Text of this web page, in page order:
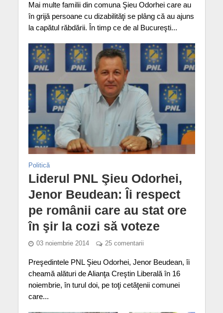
Mai multe familii din comuna Şieu Odorhei care au
în grijă persoane cu dizabilităţi se plâng că au ajuns
la capătul răbdării. În timp ce de al Bucureşti...
Politică
Liderul PNL Şieu Odorhei,
Jenor Beudean: Îi respect
pe românii care au stat ore
în şir la cozi să voteze
03 noiembrie 2014 25 comentarii
Preşedintele PNL Şieu Odorhei, Jenor Beudean, îi
cheamă alături de Alianţa Creştin Liberală în 16
noiembrie, în turul doi, pe toţi cetăţenii comunei
care...